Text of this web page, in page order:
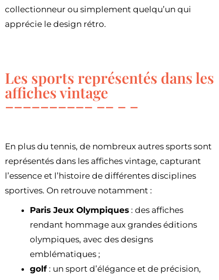
collectionneur ou simplement quelqu’un qui
apprécie le design rétro.
Les sports représentés dans les
affiches vintage
En plus du tennis, de nombreux autres sports sont
représentés dans les affiches vintage, capturant
l’essence et l’histoire de différentes disciplines
sportives. On retrouve notamment :
Paris Jeux Olympiques : des affiches
rendant hommage aux grandes éditions
olympiques, avec des designs
emblématiques ;
golf : un sport d’élégance et de précision,